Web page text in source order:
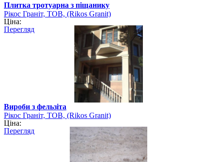
Плитка тротуарна з піщанику
Рікос Граніт, ТОВ, (Rikos Granit)
Ціна:
Перегляд
Вироби з фельзіта
Рікос Граніт, ТОВ, (Rikos Granit)
Ціна:
Перегляд